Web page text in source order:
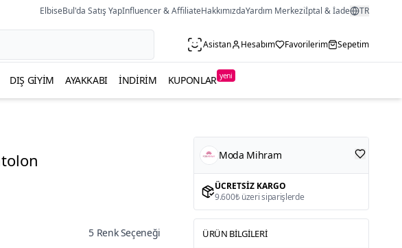
ElbiseBul'da Satış YapInfluencer & AffiliateHakkımızdaYardım Merkeziİptal & İade TR
Asistan Hesabım Favorilerim Sepetim
DIŞ GIYIM AYAKKABI İNDIRIM KUPONLAR yeni
5 Renk Seçeneği
Moda Mihram
ÜCRETSIZ KARGO
9.600₺ üzeri siparişlerde
ÜRÜN BILGILERI